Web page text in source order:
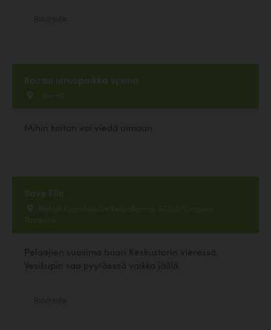
Koiran uimapaikka sysmä
, Sysmä
Mihin koitan voi viedä uimaan
Save File
Aleksis Kiven katu 24 Kellarikerros, 33200 Tampere,
Tampere
Pelaajien suosima baari Keskustorin vieressä.
Vesikupin saa pyytäessä vaikka jäillä.